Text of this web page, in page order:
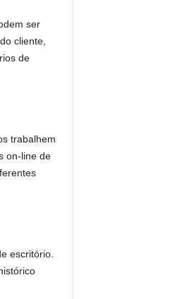
ser
cliente,
de
trabalhem
on-line de
escritório.